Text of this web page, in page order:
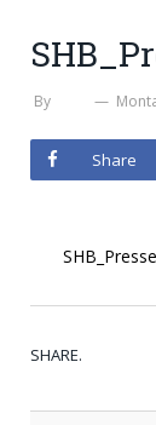
By
Share
SHARE.